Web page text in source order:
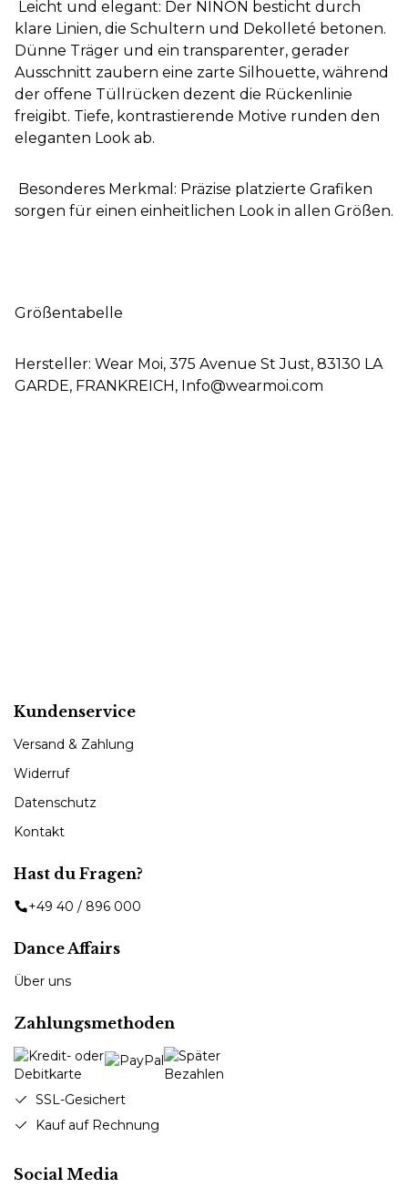
Leicht und elegant: Der NINON besticht durch
klare Linien, die Schultern und Dekolleté betonen.
Dünne Träger und ein transparenter, gerader
Ausschnitt zaubern eine zarte Silhouette, während
der offene Tüllrücken dezent die Rückenlinie
freigibt. Tiefe, kontrastierende Motive runden den
eleganten Look ab.
Besonderes Merkmal: Präzise platzierte Grafiken
sorgen für einen einheitlichen Look in allen Größen.
Größentabelle
Hersteller: Wear Moi, 375 Avenue St Just, 83130 LA
GARDE, FRANKREICH, Info@wearmoi.com
Kundenservice
Versand & Zahlung
Widerruf
Datenschutz
Kontakt
Hast du Fragen?
+49 40 / 896 000
Dance Affairs
Über uns
Zahlungsmethoden
SSL-Gesichert
Kauf auf Rechnung
Social Media